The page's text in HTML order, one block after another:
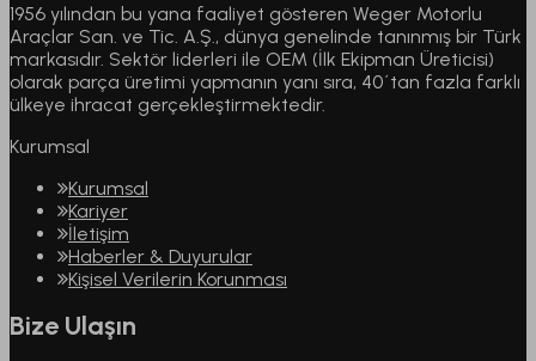
1956 yılından bu yana faaliyet gösteren Weger Motorlu
Araçlar San. ve Tic. A.Ş., dünya genelinde tanınmış bir Türk
markasıdır. Sektör liderleri ile OEM (İlk Ekipman Üreticisi)
olarak parça üretimi yapmanın yanı sıra, 40´tan fazla farklı
ülkeye ihracat gerçekleştirmektedir.
Kurumsal
Kurumsal
Kariyer
İletişim
Haberler & Duyurular
Kişisel Verilerin Korunması
Bize Ulaşın